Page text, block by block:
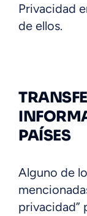
Privacidad
de ellos.
PAÍSES
Alguno de
privacidad”